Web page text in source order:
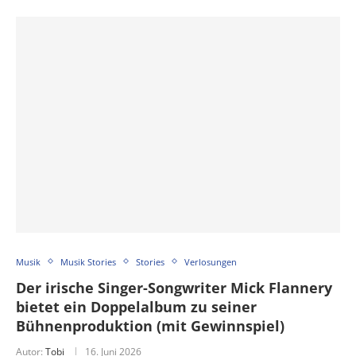
Musik Musik Stories Stories Verlosungen
Der irische Singer-Songwriter Mick Flannery
bietet ein Doppelalbum zu seiner
Bühnenproduktion (mit Gewinnspiel)
Autor: Tobi 16. Juni 2026